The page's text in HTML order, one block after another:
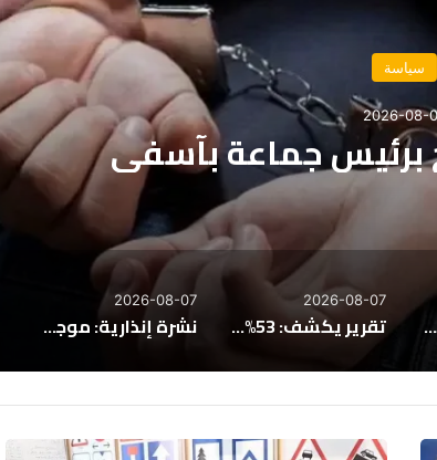
سياسة
2026-08-
برئيس جماعة بآسفي
نجاة 18 بحارًا بعد غرق مركب صيد للسردين قبالة سواحل الداخلة
2026-08-07
تقرير يكشف: 53% من المغاربة يفكرون في الهجرة، و65% يرفضون عمل الأجانب
2026-08-07
نشرة إنذارية: موجة حر وزخات رعدية بعدد من مناطق المملكة
ن